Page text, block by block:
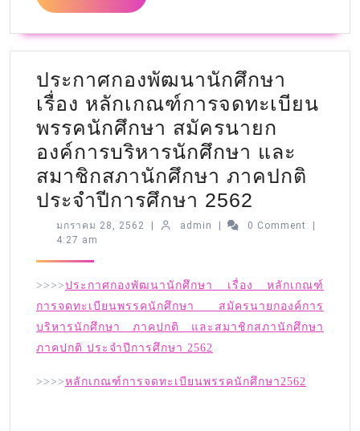
ประกาศกองพัฒนานักศึกษา
เรื่อง หลักเกณฑ์การจดทะเบียน
พรรคนักศึกษา สมัครนายก
องค์การบริหารนักศึกษา และ
สมาชิกสภานักศึกษา ภาคปกติ
ประจำปีการศึกษา 2562
มกราคม 28, 2562 | admin | 0 Comment
|
4:27 am
>>>>ประกาศกองพัฒนานักศึกษา เรื่อง หลักเกณฑ์
การจดทะเบียนพรรคนักศึกษา สมัครนายกองค์การ
บริหารนักศึกษา ภาคปกติ และสมาชิกสภานักศึกษา
ภาคปกติ ประจำปีการศึกษา 2562
>>>>หลักเกณฑ์การจดทะเบียนพรรคนักศึกษา2562